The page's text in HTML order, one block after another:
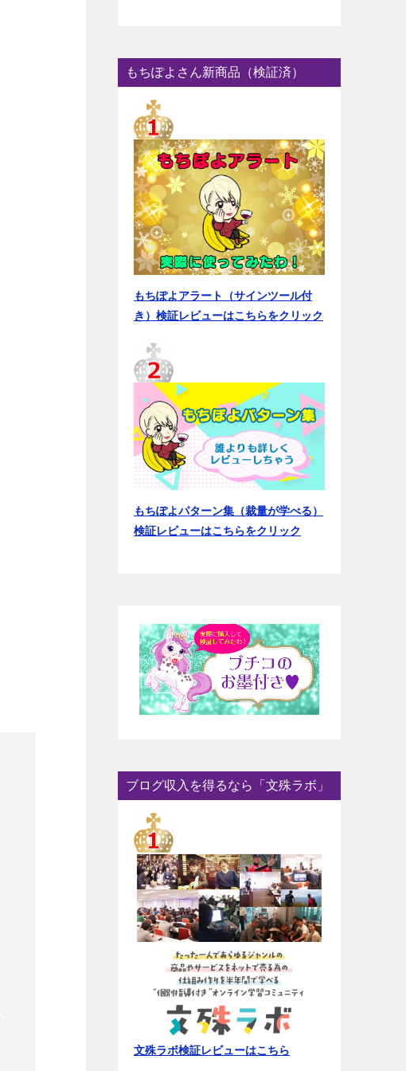
もちぽよさん新商品（検証済）
もちぽよアラート（サインツール付
き）検証レビューはこちらをクリック
もちぽよパターン集（裁量が学べる）
検証レビューはこちらをクリック
ブログ収入を得るなら「文殊ラボ」
文殊ラボ検証レビューはこちら